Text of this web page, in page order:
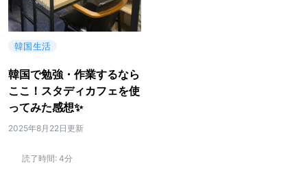
韓国生活
韓国で勉強・作業するなら
ここ！スタディカフェを使
ってみた感想✨
2025年8月22日更新
読了時間: 4分